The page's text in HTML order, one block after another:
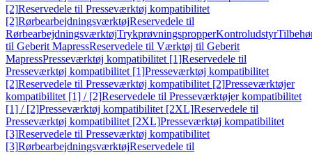
[2]Reservedele til Presseværktøj kompatibilitet
[2]RørbearbejdningsværktøjReservedele til
RørbearbejdningsværktøjTrykprøvningspropperKontroludstyr
til Geberit MapressReservedele til Værktøj til Geberit
MapressPresseværktøj kompatibilitet [1]Reservedele til
Presseværktøj kompatibilitet [1]Presseværktøj kompatibilitet
[2]Reservedele til Presseværktøj kompatibilitet [2]Presseværktøjer
kompatibilitet [1] / [2]Reservedele til Presseværktøjer kompatibilitet
[1] / [2]Presseværktøj kompatibilitet [2XL]Reservedele til
Presseværktøj kompatibilitet [2XL]Presseværktøj kompatibilitet
[3]Reservedele til Presseværktøj kompatibilitet
[3]RørbearbejdningsværktøjReservedele til